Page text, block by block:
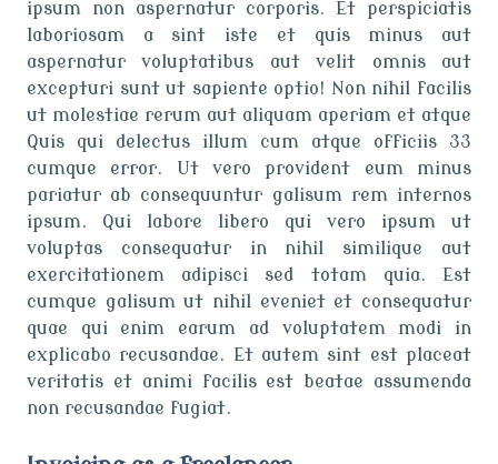
ipsum non aspernatur corporis. Et perspiciatis
laboriosam a sint iste et quis minus aut
aspernatur voluptatibus aut velit omnis aut
excepturi sunt ut sapiente optio! Non nihil facilis
ut molestiae rerum aut aliquam aperiam et atque
Quis qui delectus illum cum atque officiis 33
cumque error. Ut vero provident eum minus
pariatur ab consequuntur galisum rem internos
ipsum. Qui labore libero qui vero ipsum ut
voluptas consequatur in nihil similique aut
exercitationem adipisci sed totam quia. Est
cumque galisum ut nihil eveniet et consequatur
quae qui enim earum ad voluptatem modi in
explicabo recusandae. Et autem sint est placeat
veritatis et animi facilis est beatae assumenda
non recusandae fugiat.